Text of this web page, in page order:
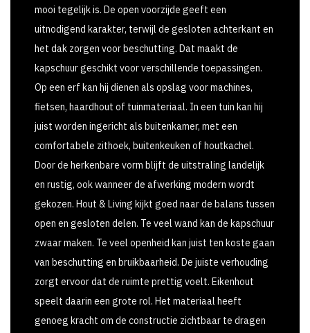
mooi tegelijk is. De open voorzijde geeft een
uitnodigend karakter, terwijl de gesloten achterkant en
het dak zorgen voor beschutting. Dat maakt de
kapschuur geschikt voor verschillende toepassingen.
Op een erf kan hij dienen als opslag voor machines,
fietsen, haardhout of tuinmateriaal. In een tuin kan hij
juist worden ingericht als buitenkamer, met een
comfortabele zithoek, buitenkeuken of houtkachel.
Door de herkenbare vorm blijft de uitstraling landelijk
en rustig, ook wanneer de afwerking modern wordt
gekozen. Hout & Living kijkt goed naar de balans tussen
open en gesloten delen. Te veel wand kan de kapschuur
zwaar maken. Te veel openheid kan juist ten koste gaan
van beschutting en bruikbaarheid. De juiste verhouding
zorgt ervoor dat de ruimte prettig voelt. Eikenhout
speelt daarin een grote rol. Het materiaal heeft
genoeg kracht om de constructie zichtbaar te dragen